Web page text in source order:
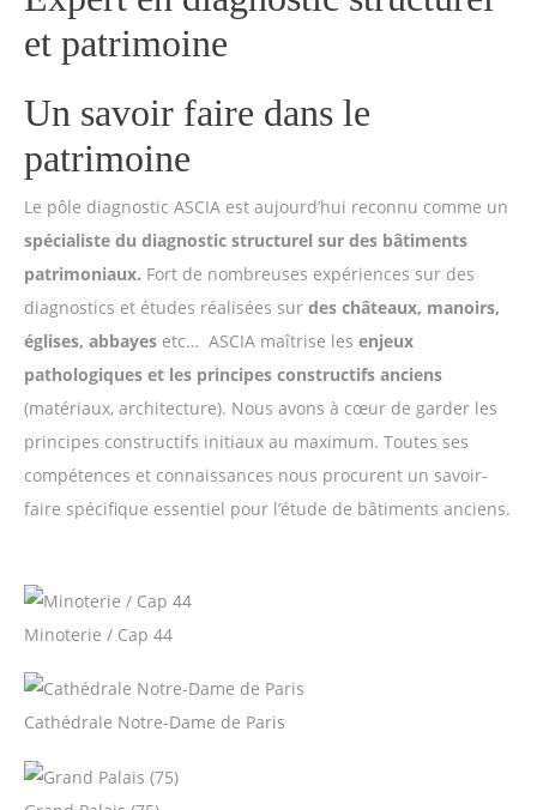
et patrimoine
Un savoir faire dans le
patrimoine
Le pôle diagnostic ASCIA est aujourd’hui reconnu comme un
spécialiste du diagnostic structurel sur des bâtiments
patrimoniaux. Fort de nombreuses expériences sur des
diagnostics et études réalisées sur des châteaux, manoirs,
églises, abbayes etc… ASCIA maîtrise les enjeux
pathologiques et les principes constructifs anciens
(matériaux, architecture). Nous avons à cœur de garder les
principes constructifs initiaux au maximum. Toutes ses
compétences et connaissances nous procurent un savoir-
faire spécifique essentiel pour l’étude de bâtiments anciens.
Minoterie / Cap 44
Cathédrale Notre-Dame de Paris